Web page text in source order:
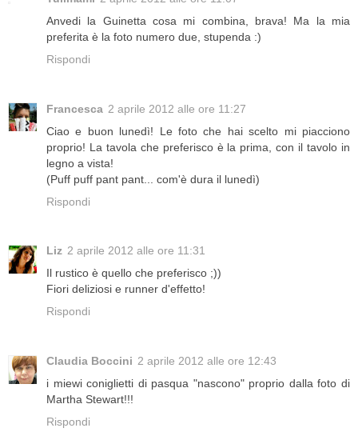
Anvedi la Guinetta cosa mi combina, brava! Ma la mia
preferita è la foto numero due, stupenda :)
Rispondi
Francesca 2 aprile 2012 alle ore 11:27
Ciao e buon lunedì! Le foto che hai scelto mi piacciono
proprio! La tavola che preferisco è la prima, con il tavolo in
legno a vista!
(Puff puff pant pant... com'è dura il lunedì)
Rispondi
Liz 2 aprile 2012 alle ore 11:31
Il rustico è quello che preferisco ;))
Fiori deliziosi e runner d'effetto!
Rispondi
Claudia Boccini 2 aprile 2012 alle ore 12:43
i miewi coniglietti di pasqua "nascono" proprio dalla foto di
Martha Stewart!!!
Rispondi